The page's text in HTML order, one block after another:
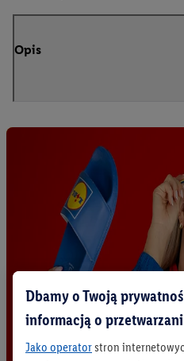
Opis
Dbamy o Twoją
informacją o
Jako operatorstron